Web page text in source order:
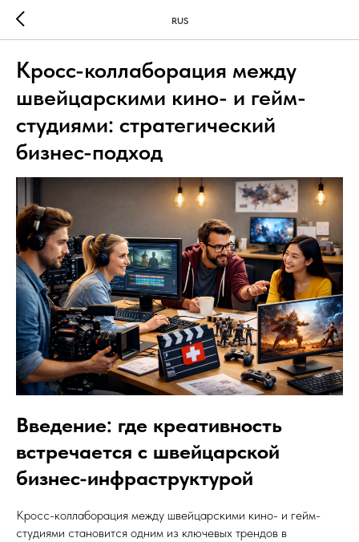
RUS
Кросс-коллаборация между
швейцарскими кино- и гейм-
студиями: стратегический
бизнес-подход
Введение: где креативность
встречается с швейцарской
бизнес-инфраструктурой
Кросс-коллаборация между швейцарскими кино- и гейм-
студиями становится одним из ключевых трендов в